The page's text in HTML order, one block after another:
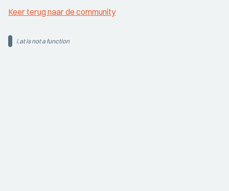
Keer terug naar de community
i.at is not a function